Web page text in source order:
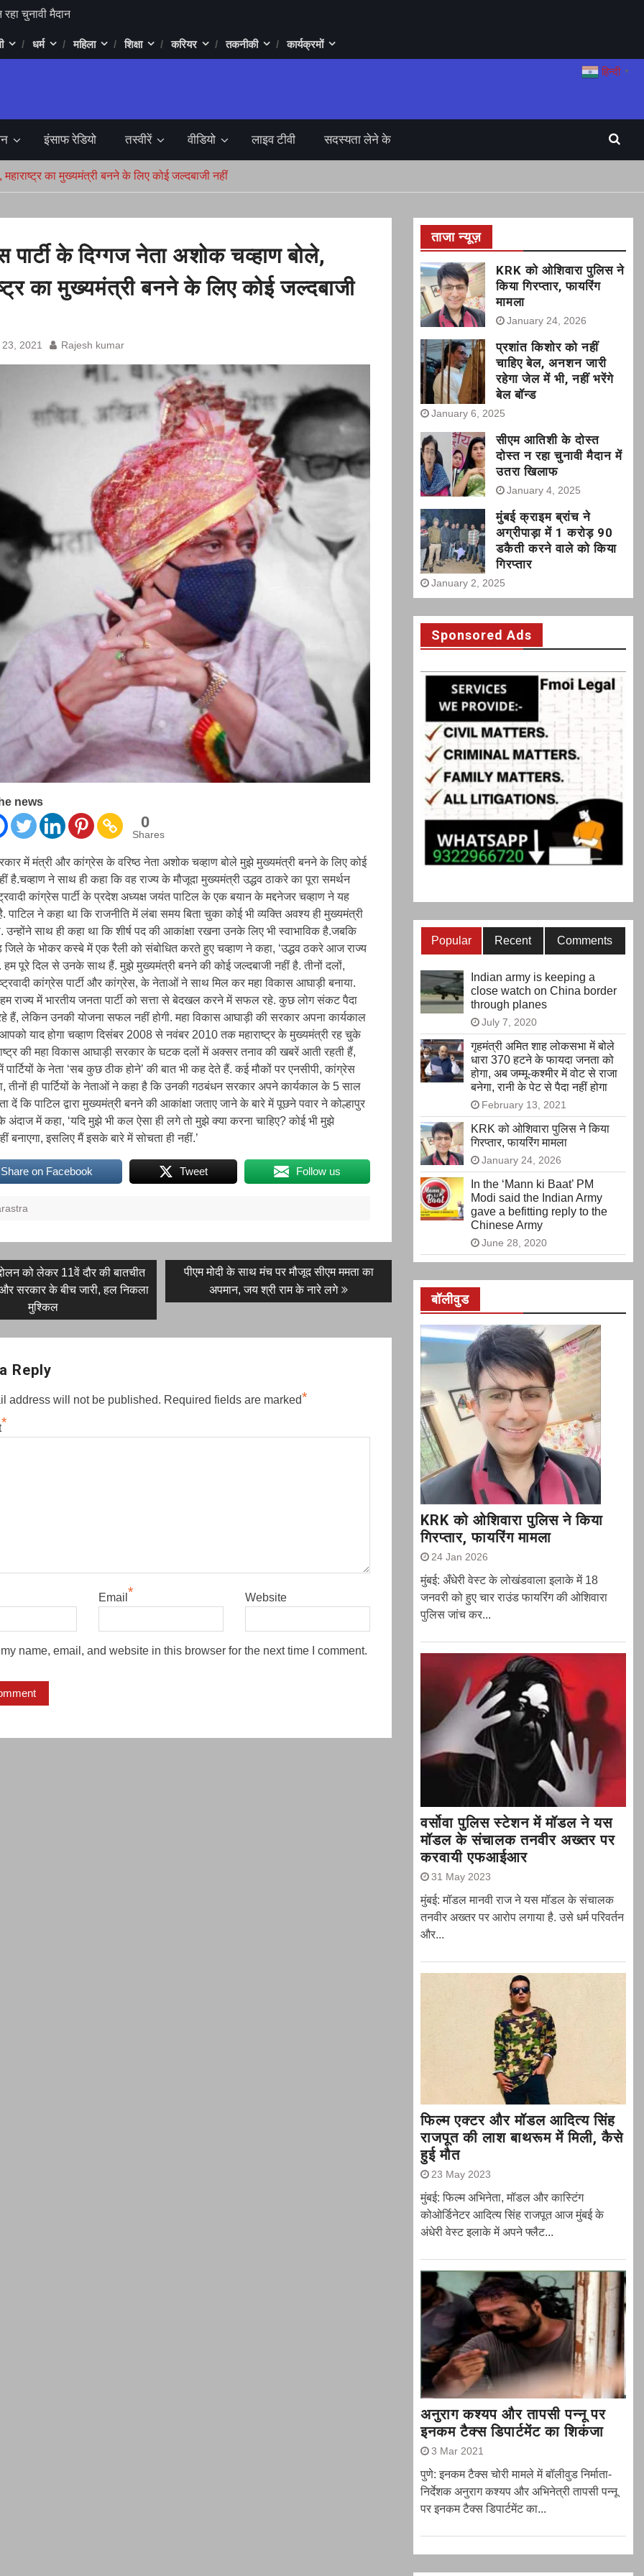
चुनावी मैदान
में 1 करोड़ 90
सुप्रीम
में RCB ने
शिवाजी
गिरप्तार,
धर्म महिला शिक्षा करियर तकनीकी कार्यक्रमों
हिन्दी ▼
इंसाफ रेडियो तस्वीरें वीडियो लाइव टीवी सदस्यता लेने के
का मुख्यमंत्री बनने के लिए कोई जल्दबाजी नहीं
पार्टी के दिग्गज नेता अशोक चव्हाण बोले,
का मुख्यमंत्री बनने के लिए कोई जल्दबाजी
2021 Rajesh kumar
news
0
Shares
में मंत्री और कांग्रेस के वरिष्ठ नेता अशोक चव्हाण बोले मुझे मुख्यमंत्री बनने के लिए कोई
है.चव्हाण ने साथ ही कहा कि वह राज्य के मौजूदा मुख्यमंत्री उद्धव ठाकरे का पूरा समर्थन
कांग्रेस पार्टी के प्रदेश अध्यक्ष जयंत पाटिल के एक बयान के मद्दनेजर चव्हाण ने यह
पाटिल ने कहा था कि राजनीति में लंबा समय बिता चुका कोई भी व्यक्ति अवश्य ही मुख्यमंत्री
उन्होंने साथ ही कहा था कि शीर्ष पद की आकांक्षा रखना उनके लिए भी स्वाभाविक है.जबकि
के भोकर कस्बे में एक रैली को संबोधित करते हुए चव्हाण ने कहा, ‘उद्धव ठकरे आज राज्य
हम पूरे दिल से उनके साथ हैं. मुझे मुख्यमंत्री बनने की कोई जल्दबाजी नहीं है. तीनों दलों,
कांग्रेस पार्टी और कांग्रेस, के नेताओं ने साथ मिल कर महा विकास आघाड़ी बनाया.
राज्य में भारतीय जनता पार्टी को सत्ता से बेदखल करने में सफल रहे. कुछ लोग संकट पैदा
हैं, लेकिन उनकी योजना सफल नहीं होगी. महा विकास आघाड़ी की सरकार अपना कार्यकाल
आपको याद होगा चव्हाण दिसंबर 2008 से नवंबर 2010 तक महाराष्ट्र के मुख्यमंत्री रह चुके
की महा विकास आघाड़ी सरकार के घटक दलों में अक्सर तनाव की खबरें आती रहती हैं,
पार्टियों के नेता ‘सब कुछ ठीक होने’ की बात भी कह देते हैं. कई मौकों पर एनसीपी, कांग्रेस
तीनों ही पार्टियों के नेताओं ने कहा है कि उनकी गठबंधन सरकार अपने कार्यकाल के 5 साल
दें कि पाटिल द्वारा मुख्यमंत्री बनने की आकांक्षा जताए जाने के बारे में पूछने पवार ने कोल्हापुर
में कहा, ‘यदि मुझे भी कल ऐसा ही लगे तो मुझे क्या करना चाहिए? कोई भी मुझे
बनाएगा, इसलिए मैं इसके बारे में सोचता ही नहीं.’
Share on Facebook Tweet Follow us
को लेकर 11वें दौर की बातचीत
सरकार के बीच जारी, हल निकला
मुश्किल
Next
पीएम मोदी के साथ मंच पर मौजूद सीएम ममता का
अपमान, जय श्री राम के नारे लगे
Reply
address will not be published. Required fields are marked*
*
Email * Website
name, email, and website in this browser for the next time I comment.
ताजा न्यूज़
KRK को ओशिवारा पुलिस ने
किया गिरप्तार, फायरिंग
मामला
January 24, 2026
प्रशांत किशोर को नहीं
चाहिए बेल, अनशन जारी
रहेगा जेल में भी, नहीं भरेंगे
बेल बॉन्ड
January 6, 2025
सीएम आतिशी के दोस्त
दोस्त न रहा चुनावी मैदान में
उतरा खिलाफ
January 4, 2025
मुंबई क्राइम ब्रांच ने
अग्रीपाड़ा में 1 करोड़ 90
डकैती करने वाले को किया
गिरप्तार
January 2, 2025
Sponsored Ads
Popular Recent Comments
Indian army is keeping a
close watch on China border
through planes
July 7, 2020
गृहमंत्री अमित शाह लोकसभा में बोले
धारा 370 हटने के फायदा जनता को
होगा, अब जम्मू-कश्मीर में वोट से राजा
बनेगा, रानी के पेट से पैदा नहीं होगा
February 13, 2021
KRK को ओशिवारा पुलिस ने किया
गिरप्तार, फायरिंग मामला
January 24, 2026
In the ‘Mann ki Baat’ PM
Modi said the Indian Army
gave a befitting reply to the
Chinese Army
June 28, 2020
बॉलीवुड
KRK को ओशिवारा पुलिस ने किया
गिरप्तार, फायरिंग मामला
24 Jan 2026
मुंबई: अँधेरी वेस्ट के लोखंडवाला इलाके में 18
जनवरी को हुए चार राउंड फायरिंग की ओशिवारा
पुलिस जांच कर...
वर्सोवा पुलिस स्टेशन में मॉडल ने यस
मॉडल के संचालक तनवीर अख्तर पर
करवायी एफआईआर
31 May 2023
मुंबई: मॉडल मानवी राज ने यस मॉडल के संचालक
तनवीर अख्तर पर आरोप लगाया है. उसे धर्म परिवर्तन
और...
फिल्म एक्टर और मॉडल आदित्य सिंह
राजपूत की लाश बाथरूम में मिली, कैसे
हुई मौत
23 May 2023
मुंबई: फिल्म अभिनेता, मॉडल और कास्टिंग
कोओर्डिनेटर आदित्य सिंह राजपूत आज मुंबई के
अंधेरी वेस्ट इलाके में अपने फ्लैट...
अनुराग कश्यप और तापसी पन्नू पर
इनकम टैक्स डिपार्टमेंट का शिकंजा
3 Mar 2021
पुणे: इनकम टैक्स चोरी मामले में बॉलीवुड निर्माता-
निर्देशक अनुराग कश्यप और अभिनेत्री तापसी पन्नू
पर इनकम टैक्स डिपार्टमेंट का...